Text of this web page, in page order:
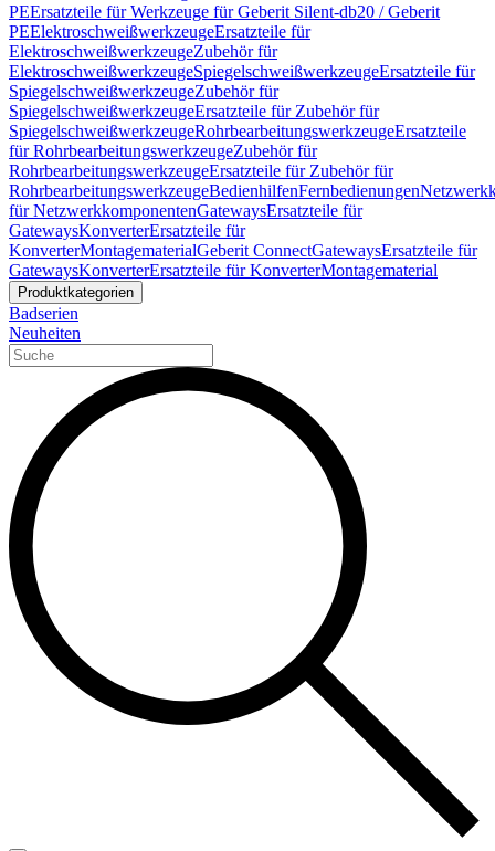
PEErsatzteile für Werkzeuge für Geberit Silent-db20 / Geberit
PEElektroschweißwerkzeugeErsatzteile für
ElektroschweißwerkzeugeZubehör für
ElektroschweißwerkzeugeSpiegelschweißwerkzeugeErsatzteile für
SpiegelschweißwerkzeugeZubehör für
SpiegelschweißwerkzeugeErsatzteile für Zubehör für
SpiegelschweißwerkzeugeRohrbearbeitungswerkzeugeErsatzteile
für RohrbearbeitungswerkzeugeZubehör für
RohrbearbeitungswerkzeugeErsatzteile für Zubehör für
RohrbearbeitungswerkzeugeBedienhilfenFernbedienungen
für NetzwerkkomponentenGatewaysErsatzteile für
GatewaysKonverterErsatzteile für
KonverterMontagematerialGeberit ConnectGatewaysErsatzteile für
GatewaysKonverterErsatzteile für KonverterMontagematerial
Produktkategorien
Badserien
Neuheiten